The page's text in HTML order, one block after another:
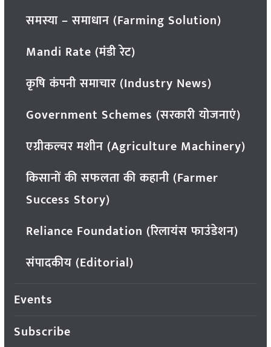
समस्या – समाधान (Farming Solution)
Mandi Rate (मंडी रेट)
कृषि कंपनी समाचार (Industry News)
Government Schemes (सरकारी योजनाएं)
एग्रीकल्चर मशीन (Agriculture Machinery)
किसानों की सफलता की कहानी (Farmer
Success Story)
Reliance Foundation (रिलायंस फाउंडेशन)
संपादकीय (Editorial)
Events
Subscribe